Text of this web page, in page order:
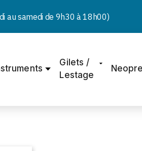
au samedi de 9h30 à 18h00)
Gilets /
Lestage